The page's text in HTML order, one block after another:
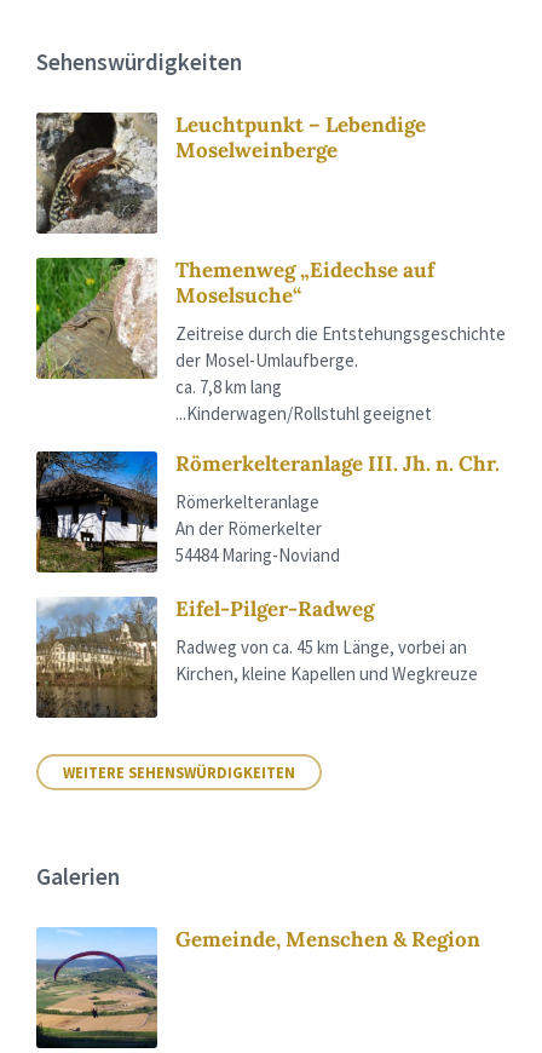
Sehenswürdigkeiten
Leuchtpunkt – Lebendige
Moselweinberge
Themenweg „Eidechse auf
Moselsuche“
Zeitreise durch die Entstehungsgeschichte
der Mosel-Umlaufberge.
ca. 7,8 km lang
...Kinderwagen/Rollstuhl geeignet
Römerkelteranlage III. Jh. n. Chr.
Römerkelteranlage
An der Römerkelter
54484 Maring-Noviand
Eifel-Pilger-Radweg
Radweg von ca. 45 km Länge, vorbei an
Kirchen, kleine Kapellen und Wegkreuze
WEITERE SEHENSWÜRDIGKEITEN
Galerien
Gemeinde, Menschen & Region